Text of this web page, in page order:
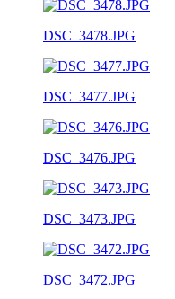
DSC_3478.JPG
DSC_3477.JPG
DSC_3476.JPG
DSC_3473.JPG
DSC_3472.JPG